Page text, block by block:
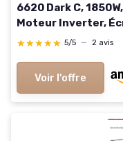
6620 Dark C,
Moteur Inverter,
Turbo Dry+,
★★★★★
★★★★★ 5/5 — 2 avis
Voir l'offre